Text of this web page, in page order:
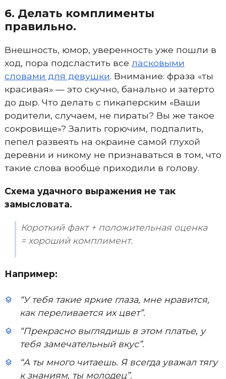
6. Делать комплименты
правильно.
Внешность, юмор, уверенность уже пошли в
ход, пора подсластить все ласковыми
словами для девушки. Внимание: фраза «ты
красивая» — это скучно, банально и затерто
до дыр. Что делать с пикаперским «Ваши
родители, случаем, не пираты? Вы же такое
сокровище»? Залить горючим, подпалить,
пепел развеять на окраине самой глухой
деревни и никому не признаваться в том, что
такие слова вообще приходили в голову.
Схема удачного выражения не так
замысловата.
Короткий факт + положительная оценка
= хороший комплимент.
Например:
“У тебя такие яркие глаза, мне нравится,
как переливается их цвет”.
“Прекрасно выглядишь в этом платье, у
тебя замечательный вкус”.
“А ты много читаешь. Я всегда уважал тягу
к знаниям, ты молодец”.